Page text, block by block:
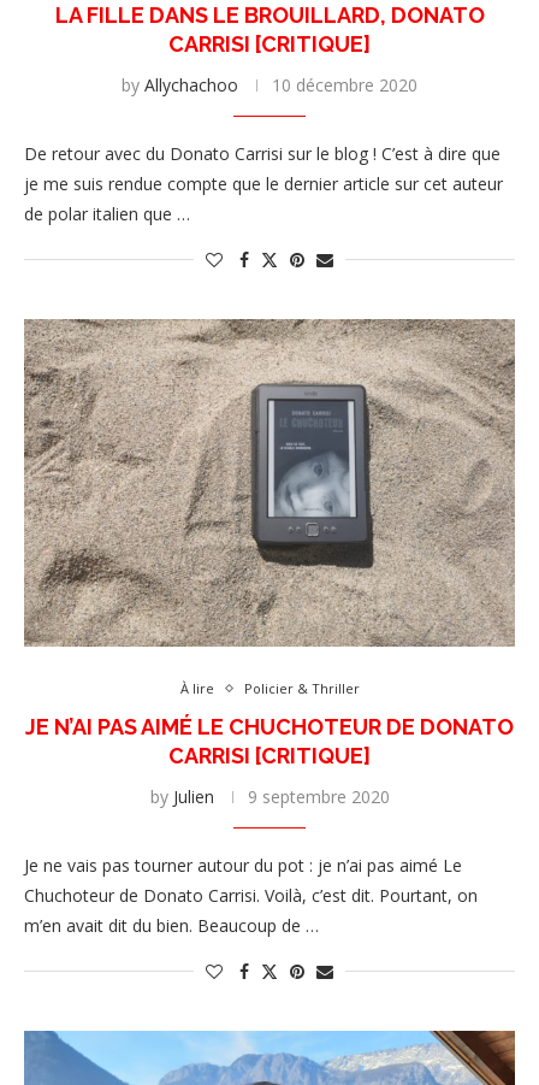
LA FILLE DANS LE BROUILLARD, DONATO
CARRISI [CRITIQUE]
by Allychachoo 10 décembre 2020
De retour avec du Donato Carrisi sur le blog ! C’est à dire que
je me suis rendue compte que le dernier article sur cet auteur
de polar italien que …
À lire Policier & Thriller
JE N’AI PAS AIMÉ LE CHUCHOTEUR DE DONATO
CARRISI [CRITIQUE]
by Julien 9 septembre 2020
Je ne vais pas tourner autour du pot : je n’ai pas aimé Le
Chuchoteur de Donato Carrisi. Voilà, c’est dit. Pourtant, on
m’en avait dit du bien. Beaucoup de …